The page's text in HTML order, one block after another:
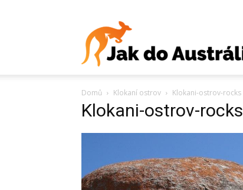
Domů Klokaní ostrov Klokani-ostrov-rocks
Klokani-ostrov-rocks